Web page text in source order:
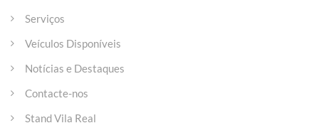
Serviços
Veículos Disponíveis
Notícias e Destaques
Contacte-nos
Stand Vila Real